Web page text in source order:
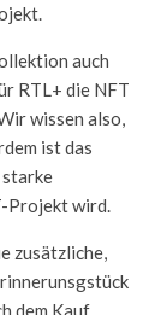
auch
RTL+ die NFT
wissen also,
ist das
starke
Projekt wird.
zusätzliche,
dem Kauf